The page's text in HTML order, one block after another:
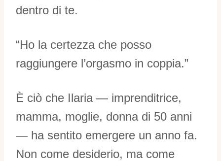
dentro di te.
“Ho la certezza che posso
raggiungere l’orgasmo in coppia.”
È ciò che Ilaria — imprenditrice,
mamma, moglie, donna di 50 anni
— ha sentito emergere un anno fa.
Non come desiderio, ma come